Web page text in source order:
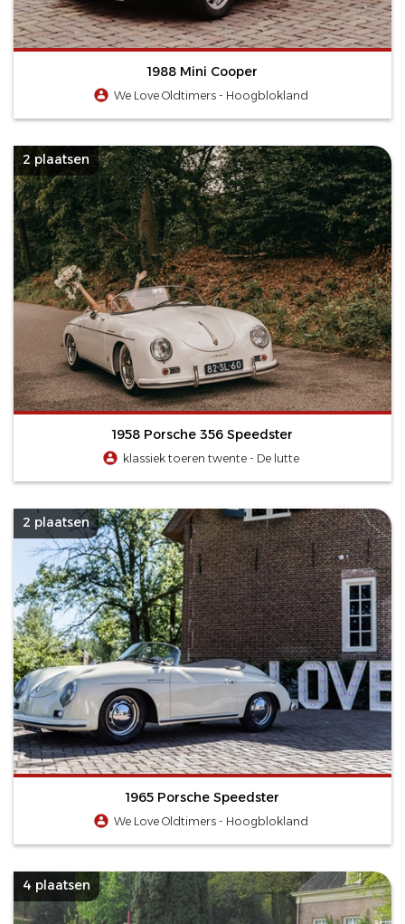
1988 Mini Cooper
We Love Oldtimers - Hoogblokland
2 plaatsen
1958 Porsche 356 Speedster
klassiek toeren twente - De lutte
2 plaatsen
1965 Porsche Speedster
We Love Oldtimers - Hoogblokland
4 plaatsen